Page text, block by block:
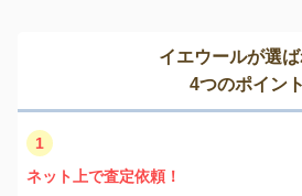
イエウールが選
4つのポイント
1
ネット上で査定依頼！